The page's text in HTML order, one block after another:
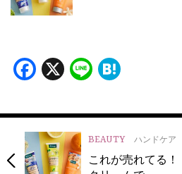
Facebook
X Line
BEAUTY ハンドケア
これが売れてる